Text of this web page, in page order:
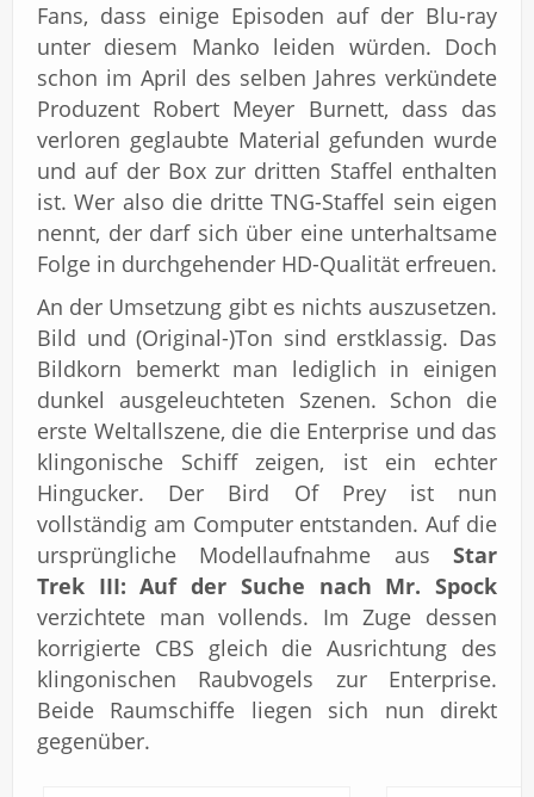
Fans, dass einige Episoden auf der Blu-ray
unter diesem Manko leiden würden. Doch
schon im April des selben Jahres verkündete
Produzent Robert Meyer Burnett, dass das
verloren geglaubte Material gefunden wurde
und auf der Box zur dritten Staffel enthalten
ist. Wer also die dritte TNG-Staffel sein eigen
nennt, der darf sich über eine unterhaltsame
Folge in durchgehender HD-Qualität erfreuen.
An der Umsetzung gibt es nichts auszusetzen.
Bild und (Original-)Ton sind erstklassig. Das
Bildkorn bemerkt man lediglich in einigen
dunkel ausgeleuchteten Szenen. Schon die
erste Weltallszene, die die Enterprise und das
klingonische Schiff zeigen, ist ein echter
Hingucker. Der Bird Of Prey ist nun
vollständig am Computer entstanden. Auf die
ursprüngliche Modellaufnahme aus Star
Trek III: Auf der Suche nach Mr. Spock
verzichtete man vollends. Im Zuge dessen
korrigierte CBS gleich die Ausrichtung des
klingonischen Raubvogels zur Enterprise.
Beide Raumschiffe liegen sich nun direkt
gegenüber.